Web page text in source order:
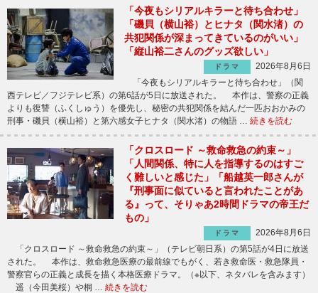
「今夜もシリアルキラーと待ち合わせ」
「磯貝（横山裕）とヒナタ（関水渚）の
共犯関係が深まってきているのがいい」
「縦山裕二さんのグッズ欲しい」
ドラマ
2026年8月6日
「今夜もシリアルキラーと待ち合わせ」（関
西テレビ／フジテレビ系）の第6話が5日に放送された。 本作は、警察の正義
よりも復讐（ふくしゅう）を優先し、秘密の共犯関係を結んだ一匹おおかみの
刑事・磯貝（横山裕）と第六感女子ヒナタ（関水渚）の物語 … 続きを読む
「クロスロード ～救命救急の約束～」
「人間関係、特に人を指導するのはすご
く難しいと感じた」「船越英一郎さんが
『刑事面に似ていると言われたことがあ
る』って、そりゃあ2時間ドラマの帝王だ
もの」
ドラマ
2026年8月6日
「クロスロード ～救命救急の約束～」（テレビ朝日系）の第5話が4日に放送
された。 本作は、救命救急医療の最前線でもがく、若き救命医・救急隊員・
警察官らの正義と成長を描く本格医療ドラマ。（※以下、ネタバレを含みます）
遥（今田美桜）や桐 … 続きを読む